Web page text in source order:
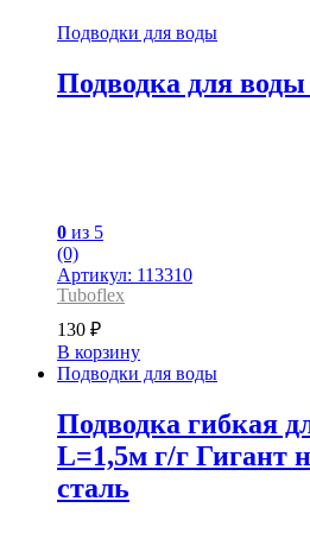
Подводки для воды
Подводка для
0 из 5
(0)
Артикул: 113310
Tuboflex
130 ₽
В корзину
Подводки для воды
Подводка гибкая
L=1,5м г/г Гигант
сталь